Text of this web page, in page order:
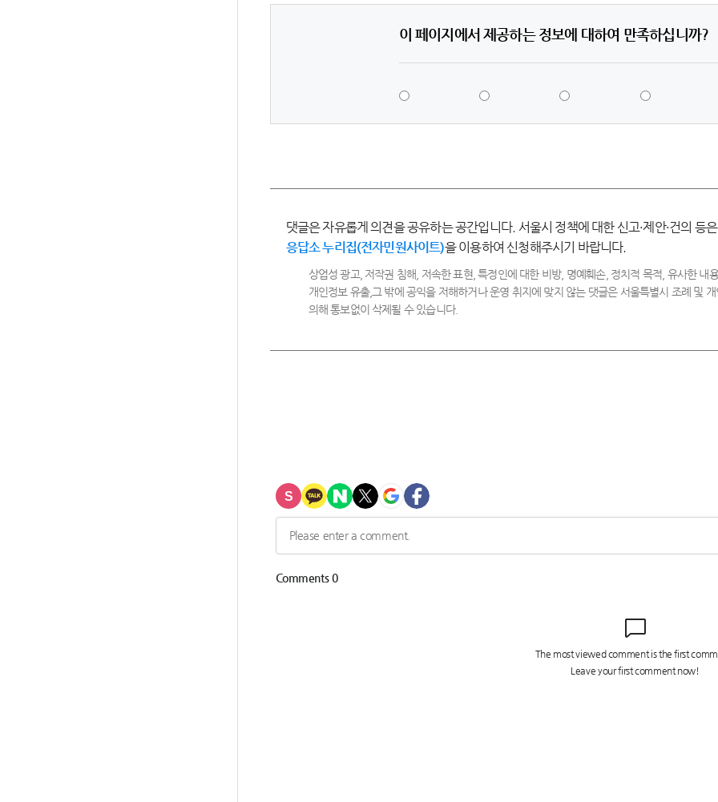
이 페이지에서 제공하는 정보에 대하여 만족하십니까?
댓글은 자유롭게 의견을 공유하는 공간입니다. 서울시 정책에 대한 신고·제안·건의 등은
응답소 누리집(전자민원사이트)을 이용하여 신청해주시기 바랍니다.
상업성 광고, 저작권 침해, 저속한 표현, 특정인에 대한 비방, 명예훼손, 정치적 목적, 유사한 내
개인정보 유출,그 밖에 공익을 저해하거나 운영 취지에 맞지 않는 댓글은 서울특별시 조례 및
의해 통보없이 삭제될 수 있습니다.